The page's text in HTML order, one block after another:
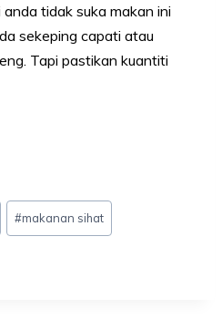
tidak suka makan ini
sekeping capati atau
Tapi pastikan kuantiti
#makanan sihat